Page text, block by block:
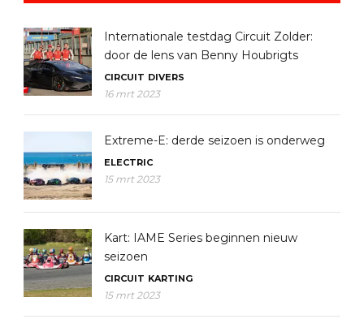
Internationale testdag Circuit Zolder:
door de lens van Benny Houbrigts
CIRCUIT DIVERS
16 mrt 2023
Extreme-E: derde seizoen is onderweg
ELECTRIC
15 mrt 2023
Kart: IAME Series beginnen nieuw
seizoen
CIRCUIT KARTING
15 mrt 2023